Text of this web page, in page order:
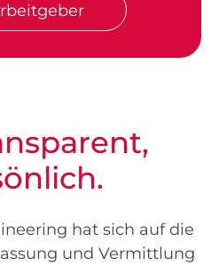
hat sich auf die
und Vermittlung